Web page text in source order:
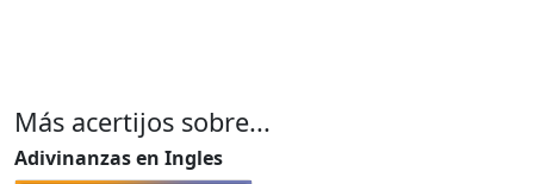
Más acertijos sobre...
Adivinanzas en Ingles